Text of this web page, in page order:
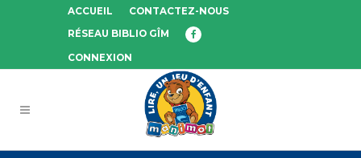
ACCUEIL
CONTACTEZ-NOUS
RÉSEAU BIBLIO GÎM
CONNEXION